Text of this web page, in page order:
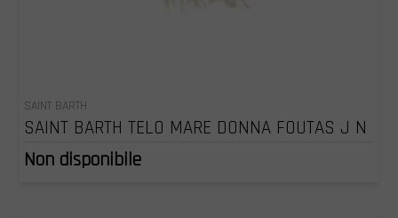
SAINT BARTH
SAINT BARTH TELO MARE DONNA FOUTAS J N
Non disponibile